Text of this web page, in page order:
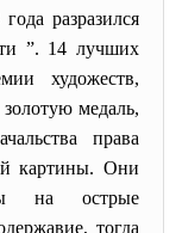
разразился
”. 14 лучших
художеств,
медаль,
права
картины. Они
на острые
тогда